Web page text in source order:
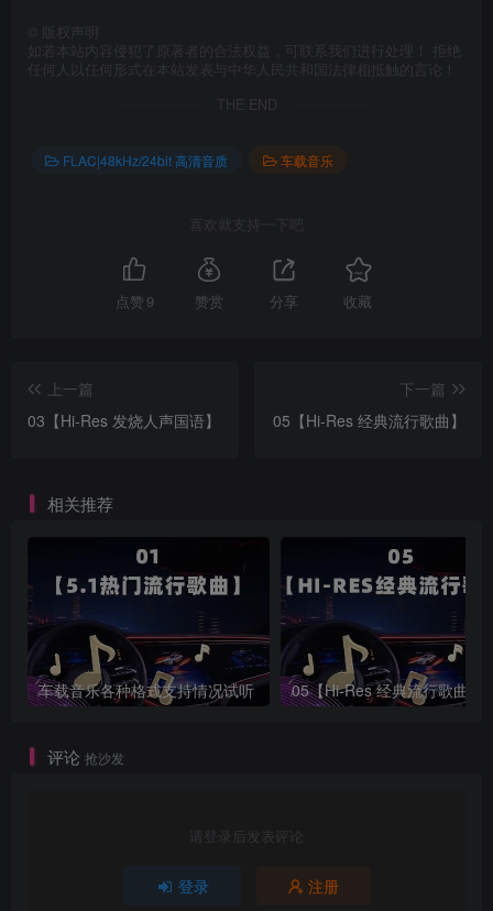
版权声明
如若本站内容侵犯了原著者的合法权益，可联系我们进行处理！ 拒绝
任何人以任何形式在本站发表与中华人民共和国法律相抵触的言论！
THE END
FLAC|48kHz/24bit 高清音质 车载音乐
喜欢就支持一下吧
点赞 9 赞赏 分享 收藏
上一篇
03【Hi-Res 发烧人声国语】
下一篇
05【Hi-Res 经典流行歌曲】
相关推荐
车载音乐各种格式支持情况试听 05【Hi-Res 经典流行歌曲】
评论 抢沙发
请登录后发表评论
登录 注册